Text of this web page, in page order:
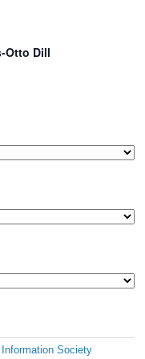
Otto Dill
Society